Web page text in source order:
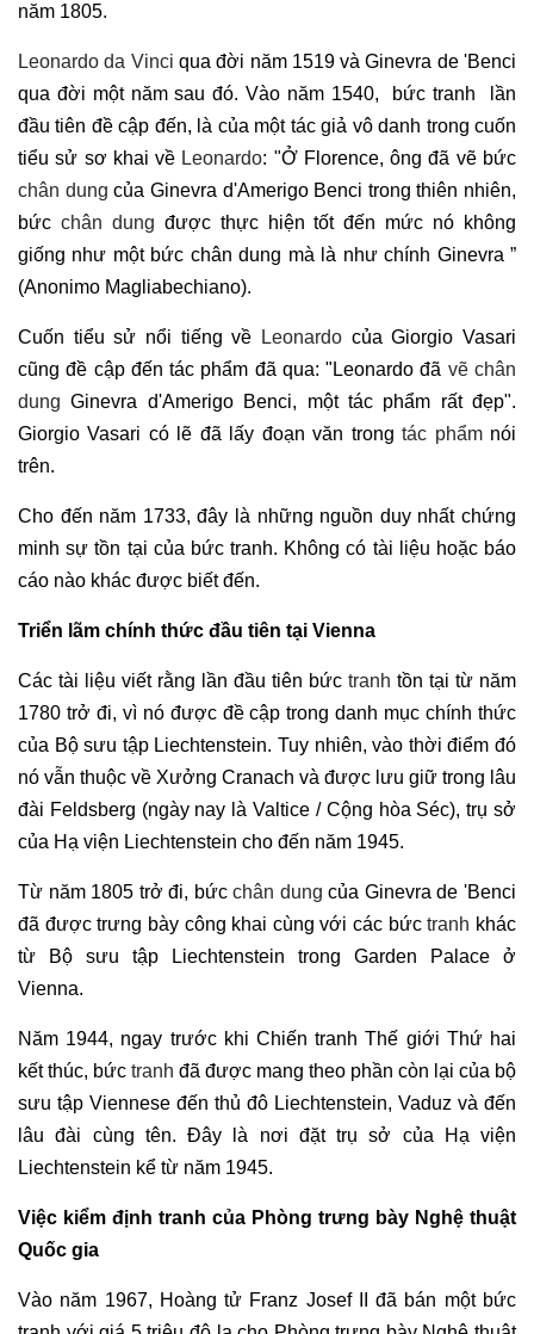
năm 1805.
Leonardo da Vinci qua đời năm 1519 và Ginevra de 'Benci
qua đời một năm sau đó. Vào năm 1540, bức tranh lần
đầu tiên đề cập đến, là của một tác giả vô danh trong cuốn
tiểu sử sơ khai về Leonardo: "Ở Florence, ông đã vẽ bức
chân dung của Ginevra d'Amerigo Benci trong thiên nhiên,
bức chân dung được thực hiện tốt đến mức nó không
giống như một bức chân dung mà là như chính Ginevra ”
(Anonimo Magliabechiano).
Cuốn tiểu sử nổi tiếng về Leonardo của Giorgio Vasari
cũng đề cập đến tác phẩm đã qua: "Leonardo đã vẽ chân
dung Ginevra d'Amerigo Benci, một tác phẩm rất đẹp".
Giorgio Vasari có lẽ đã lấy đoạn văn trongtác phẩmnói
trên.
Cho đến năm 1733, đây là những nguồn duy nhất chứng
minh sự tồn tại của bức tranh. Không có tài liệu hoặc báo
cáo nào khác được biết đến.
Triển lãm chính thức đầu tiên tại Vienna
Các tài liệu viết rằng lần đầu tiên bức tranh tồn tại từ năm
1780 trở đi, vì nó được đề cập trong danh mục chính thức
của Bộ sưu tập Liechtenstein. Tuy nhiên, vào thời điểm đó
nó vẫn thuộc về Xưởng Cranach và được lưu giữ trong lâu
đài Feldsberg (ngày nay là Valtice / Cộng hòa Séc), trụ sở
của Hạ viện Liechtenstein cho đến năm 1945.
Từ năm 1805 trở đi, bứcchân dung của Ginevra de 'Benci
đã được trưng bày công khai cùng với các bứctranh khác
từ Bộ sưu tập Liechtenstein trong Garden Palace ở
Vienna.
Năm 1944, ngay trước khi Chiến tranh Thế giới Thứ hai
kết thúc, bức tranh đã được mang theo phần còn lại của bộ
sưu tập Viennese đến thủ đô Liechtenstein, Vaduz và đến
lâu đài cùng tên. Đây là nơi đặt trụ sở của Hạ viện
Liechtenstein kể từ năm 1945.
Việc kiểm định tranh của Phòng trưng bày Nghệ thuật
Quốc gia
Vào năm 1967, Hoàng tử Franz Josef II đã bán một bức